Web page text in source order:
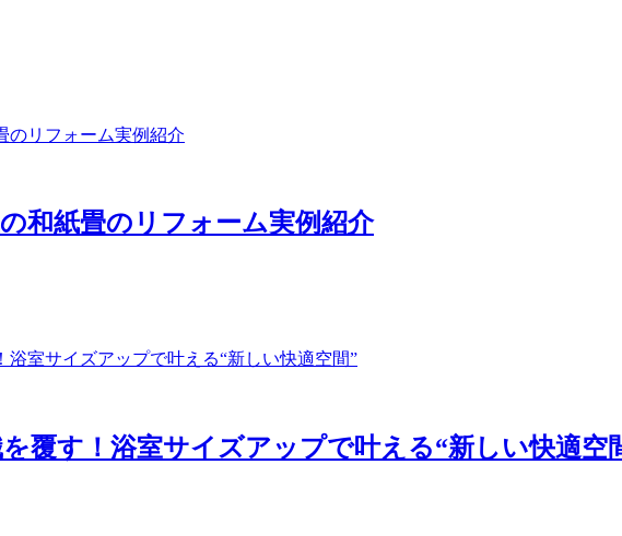
和紙畳のリフォーム実例紹介
覆す！浴室サイズアップで叶える“新しい快適空